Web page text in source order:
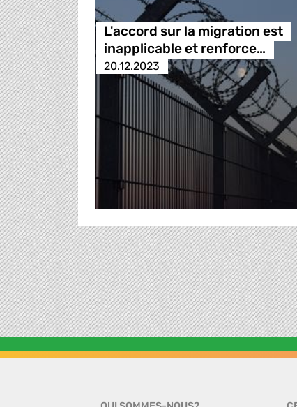
L'accord sur la migration est
inapplicable et renforce…
20.12.2023